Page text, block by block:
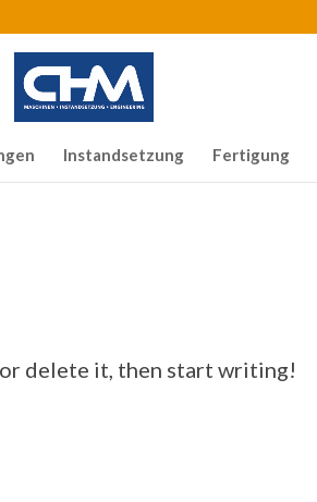
Instandsetzung Fertigung
delete it, then start writing!